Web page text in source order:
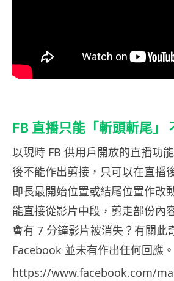
FB 直播只能「斬頭斬尾」
以現時 FB 供用戶開放的直播功
後不能作出剪接，只可以在直播
即長最開始位置或結尾位置作改
能直接從影片中段，剪走部份內
會有 7 分鐘影片被消失？有關此
Facebook 並未有作出任何回應。
https://www.facebook.com/